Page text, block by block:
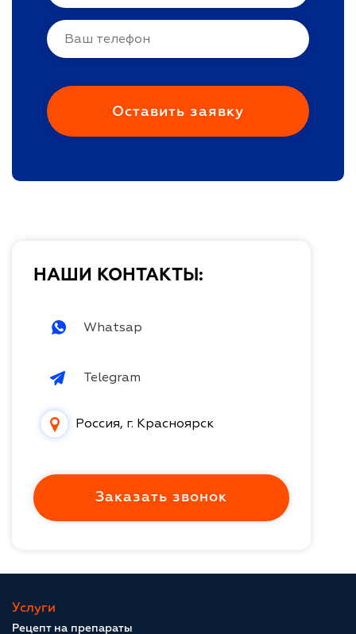
НАШИ КОНТАКТЫ:
Whatsap
Telegram
Россия, г. Красноярск
Заказать звонок
Услуги
Рецепт на препараты